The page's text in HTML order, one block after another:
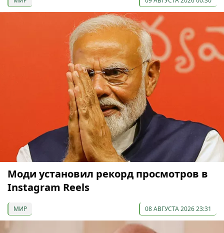
Моди установил рекорд просмотров в
Instagram Reels
МИР 08 АВГУСТА 2026 23:31